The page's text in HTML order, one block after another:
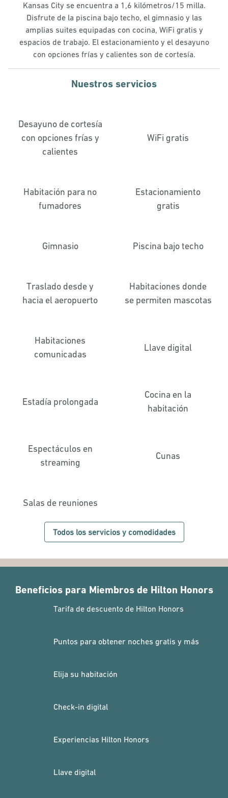
Kansas City se encuentra a 1,6 kilómetros/15 milla.
Disfrute de la piscina bajo techo, el gimnasio y las
amplias suites equipadas con cocina, WiFi gratis y
espacios de trabajo. El estacionamiento y el desayuno
con opciones frías y calientes son de cortesía.
Nuestros servicios
Desayuno de cortesía
con opciones frías y
calientes
WiFi gratis
Habitación para no
fumadores
Estacionamiento
gratis
Gimnasio Piscina bajo techo
Traslado desde y
hacia el aeropuerto
Habitaciones donde
se permiten mascotas
Habitaciones
comunicadas
Llave digital
Estadía prolongada
Cocina en la
habitación
Espectáculos en
streaming
Cunas
Salas de reuniones
Todos los servicios y comodidades
Beneficios para Miembros de Hilton Honors
Tarifa de descuento de Hilton Honors
Puntos para obtener noches gratis y más
Elija su habitación
Check-in digital
Experiencias Hilton Honors
Llave digital